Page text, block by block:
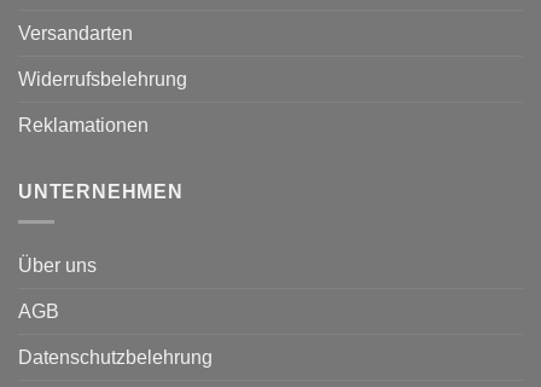
Versandarten
Widerrufsbelehrung
Reklamationen
UNTERNEHMEN
Über uns
AGB
Datenschutzbelehrung